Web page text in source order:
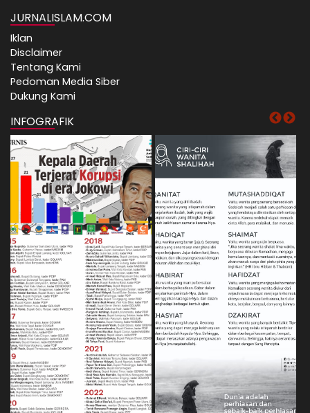
JURNALISLAM.COM
Iklan
Disclaimer
Tentang Kami
Pedoman Media Siber
Dukung Kami
INFOGRAFIK